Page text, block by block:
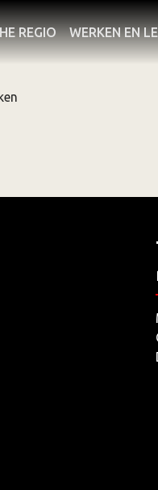
REGIO WERKEN EN